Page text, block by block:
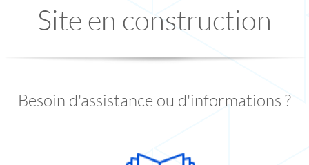
Site en construction
Besoin d'assistance ou d'informations ?